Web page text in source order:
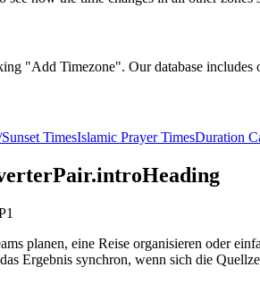
"Add Timezone". Our database
TimesIslamic Prayer TimesDuration
planen, eine Reise organisieren oder
Ergebnis synchron, wenn sich die